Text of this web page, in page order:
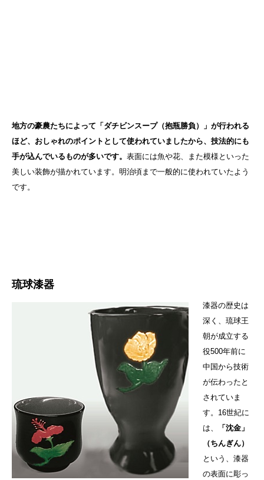
地方の豪農たちによって「ダチビンスープ（抱瓶勝負）」が行われる
ほど、おしゃれのポイントとして使われていましたから、技法的にも
手が込んでいるものが多いです。 表面には魚や花、また模様といった
美しい装飾が描かれています。明治頃まで一般的に使われていたよう
です。
琉球漆器
漆器の歴史は
深く、琉球王
朝が成立する
役500年前に
中国から技術
が伝わったと
されていま
す。16世紀に
は、
「沈金」
（ちんぎん）
という、漆器
の表面に彫っ